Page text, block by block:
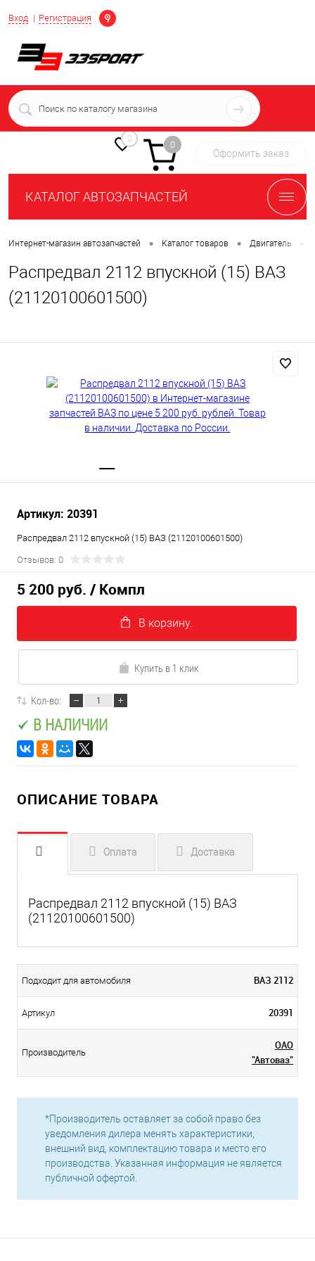
Вход Регистрация
Определение
+7 (939) 716-10-06
пн-пт 7:00-16:00 МСК
0
0
Оформить заказ
КАТАЛОГ АВТОЗАПЧАСТЕЙ
Интернет-магазин автозапчастей • Каталог товаров • Двигатель
Распредвал 2112 впускной (15) ВАЗ
(21120100601500)
Артикул: 20391
Распредвал 2112 впускной (15) ВАЗ (21120100601500)
Отзывов: 0
5 200 руб. / Компл
В корзину.
Купить в 1 клик
Кол-во:
В НАЛИЧИИ
ОПИСАНИЕ ТОВАРА
Оплата Доставка
Распредвал 2112 впускной (15) ВАЗ
(21120100601500)
Подходит для автомобиля ВАЗ 2112
Артикул 20391
Производитель
ОАО
"Автоваз"
*Производитель оставляет за собой право без
уведомления дилера менять характеристики,
внешний вид, комплектацию товара и место его
производства. Указанная информация не является
публичной офертой.